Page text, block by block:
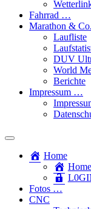
Fahrrad …
Marathon & Co.
Laufliste
DUV
World
Berichte
Impressum …
Toggle
search
field
Home
Home
Fotos …
CNC